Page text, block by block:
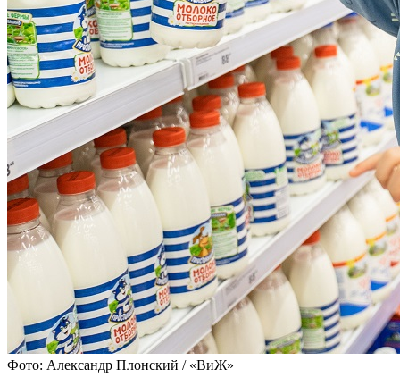
Фото: Александр Плонский / «ВиЖ»